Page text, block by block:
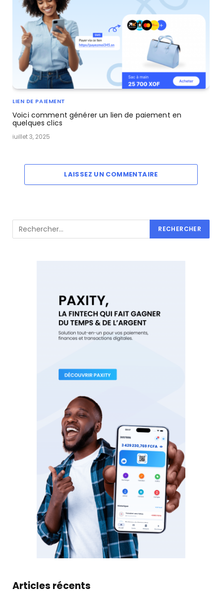
LIEN DE PAIEMENT
Voici comment générer un lien de paiement en
quelques clics
juillet 3, 2025
LAISSEZ UN COMMENTAIRE
Articles récents